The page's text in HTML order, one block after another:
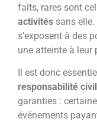
faits, rares sont
activités sans
s’exposent à des
une atteinte à leur
Il est donc
responsabilité
garanties :
événements